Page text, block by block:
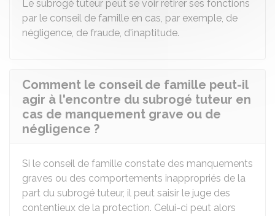
Le subrogé tuteur peut se voir retirer ses fonctions
par le conseil de famille en cas, par exemple, de
négligence, de fraude, d'inaptitude.
Comment le conseil de famille peut-il
agir à l'encontre du subrogé tuteur en
cas de manquement grave ou de
négligence ?
Si le conseil de famille constate des manquements
graves ou des comportements inappropriés de la
part du subrogé tuteur, il peut saisir le juge des
contentieux de la protection. Celui-ci peut alors